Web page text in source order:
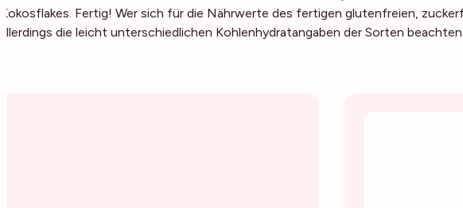
Kokosflakes. Fertig! Wer sich für die Nährwerte des fertigen glutenfreien,
allerdings die leicht unterschiedlichen Kohlenhydratangaben der Sorten beachten.